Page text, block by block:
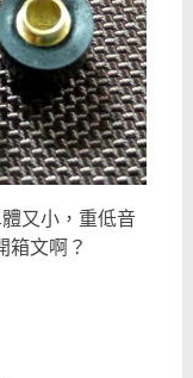
又小，重低音
箱文啊？